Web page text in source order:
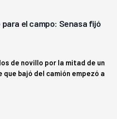
el campo: Senasa fijó